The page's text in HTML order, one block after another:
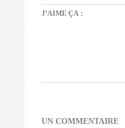
J’AIME ÇA :
17
UN COMMENTAIRE